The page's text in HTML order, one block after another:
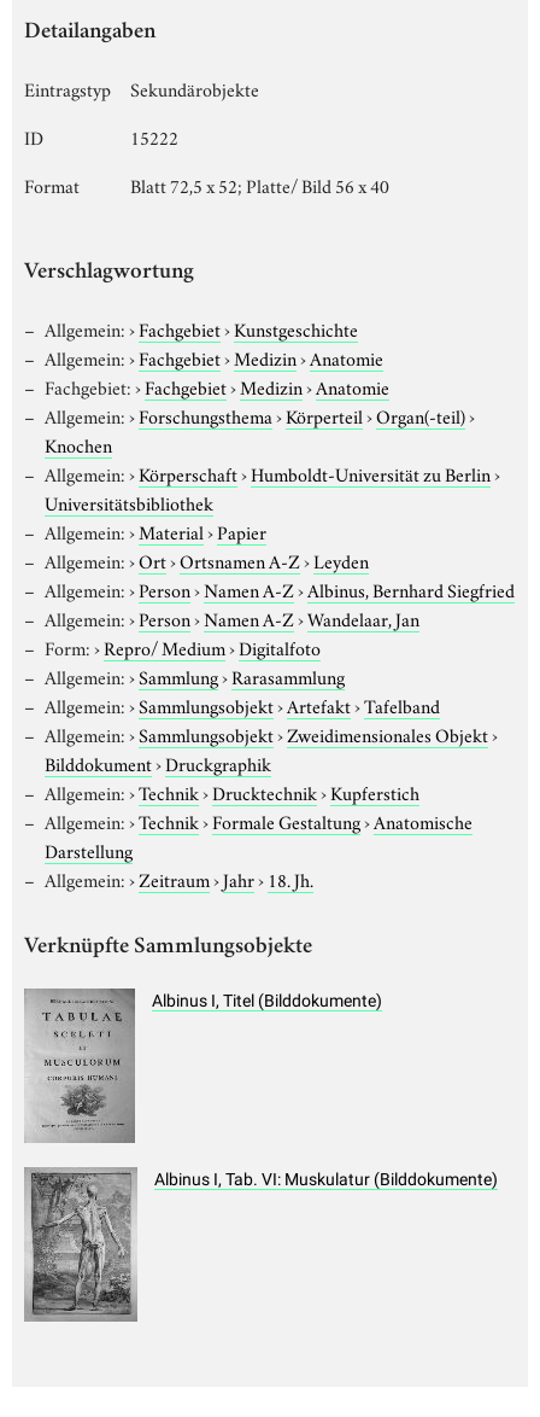
Detailangaben
Eintragstyp
Sekundärobjekte
ID
15222
Format
Blatt 72,5 x 52; Platte/ Bild 56 x 40
Verschlagwortung
Allgemein:›Fachgebiet›Kunstgeschichte
Allgemein:›Fachgebiet›Medizin›Anatomie
Fachgebiet:›Fachgebiet›Medizin›Anatomie
Allgemein:›Forschungsthema›Körperteil›Organ(-teil)›
Knochen
Allgemein:›Körperschaft›Humboldt-Universität zu Berlin›
Universitätsbibliothek
Allgemein:›Material›Papier
Allgemein:›Ort›Ortsnamen A-Z›Leyden
Allgemein:›Person›Namen A-Z›Albinus, Bernhard Siegfried
Allgemein:›Person›Namen A-Z›Wandelaar, Jan
Form:›Repro/ Medium›Digitalfoto
Allgemein:›Sammlung›Rarasammlung
Allgemein:›Sammlungsobjekt›Artefakt›Tafelband
Allgemein:›Sammlungsobjekt›Zweidimensionales Objekt›
Bilddokument›Druckgraphik
Allgemein:›Technik›Drucktechnik›Kupferstich
Allgemein:›Technik›Formale Gestaltung›Anatomische
Darstellung
Allgemein:›Zeitraum›Jahr› 18. Jh.
Verknüpfte Sammlungsobjekte
Albinus I, Titel (Bilddokumente)
Albinus I, Tab. VI: Muskulatur (Bilddokumente)